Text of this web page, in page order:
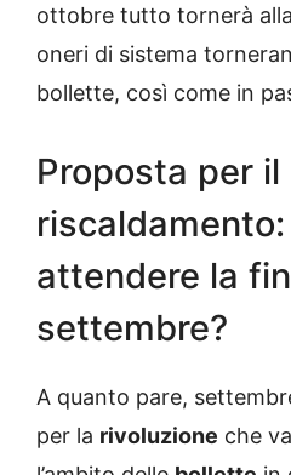
ottobre tutto tornerà
oneri di sistema
bollette, così come in
Proposta per il
attendere la
settembre?
A quanto pare,
per la rivoluzione che